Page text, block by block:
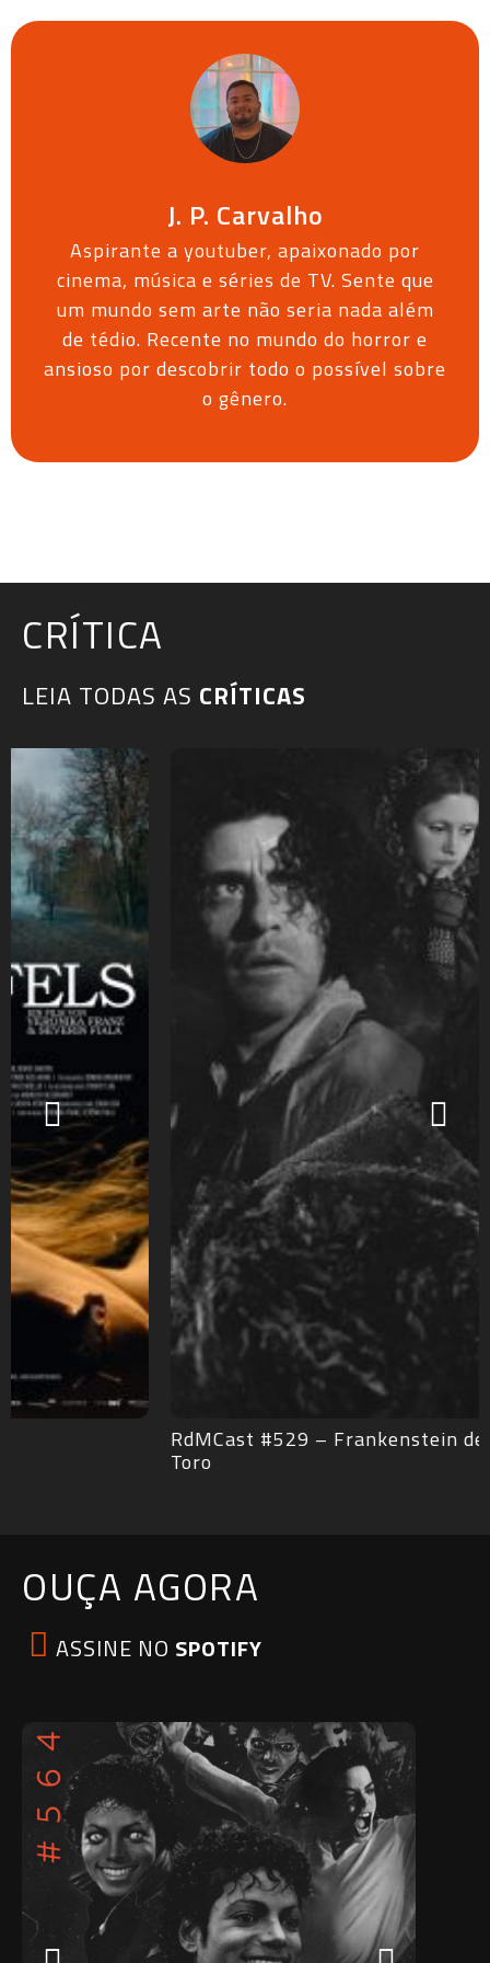
J. P. Carvalho
Aspirante a youtuber, apaixonado por
cinema, música e séries de TV. Sente que
um mundo sem arte não seria nada além
de tédio. Recente no mundo do horror e
ansioso por descobrir todo o possível sobre
o gênero.
CRÍTICA
LEIA TODAS AS CRÍTICAS​
RdMCast #529 – Frankenstein de Guillermo del
OUÇA AGORA
ASSINE NO SPOTIFY